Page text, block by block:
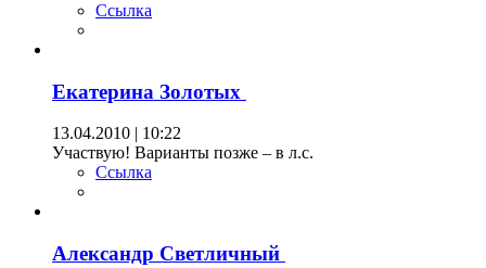
Ссылка
Екатерина Золотых
13.04.2010 | 10:22
Участвую! Варианты позже – в л.с.
Ссылка
Александр Светличный